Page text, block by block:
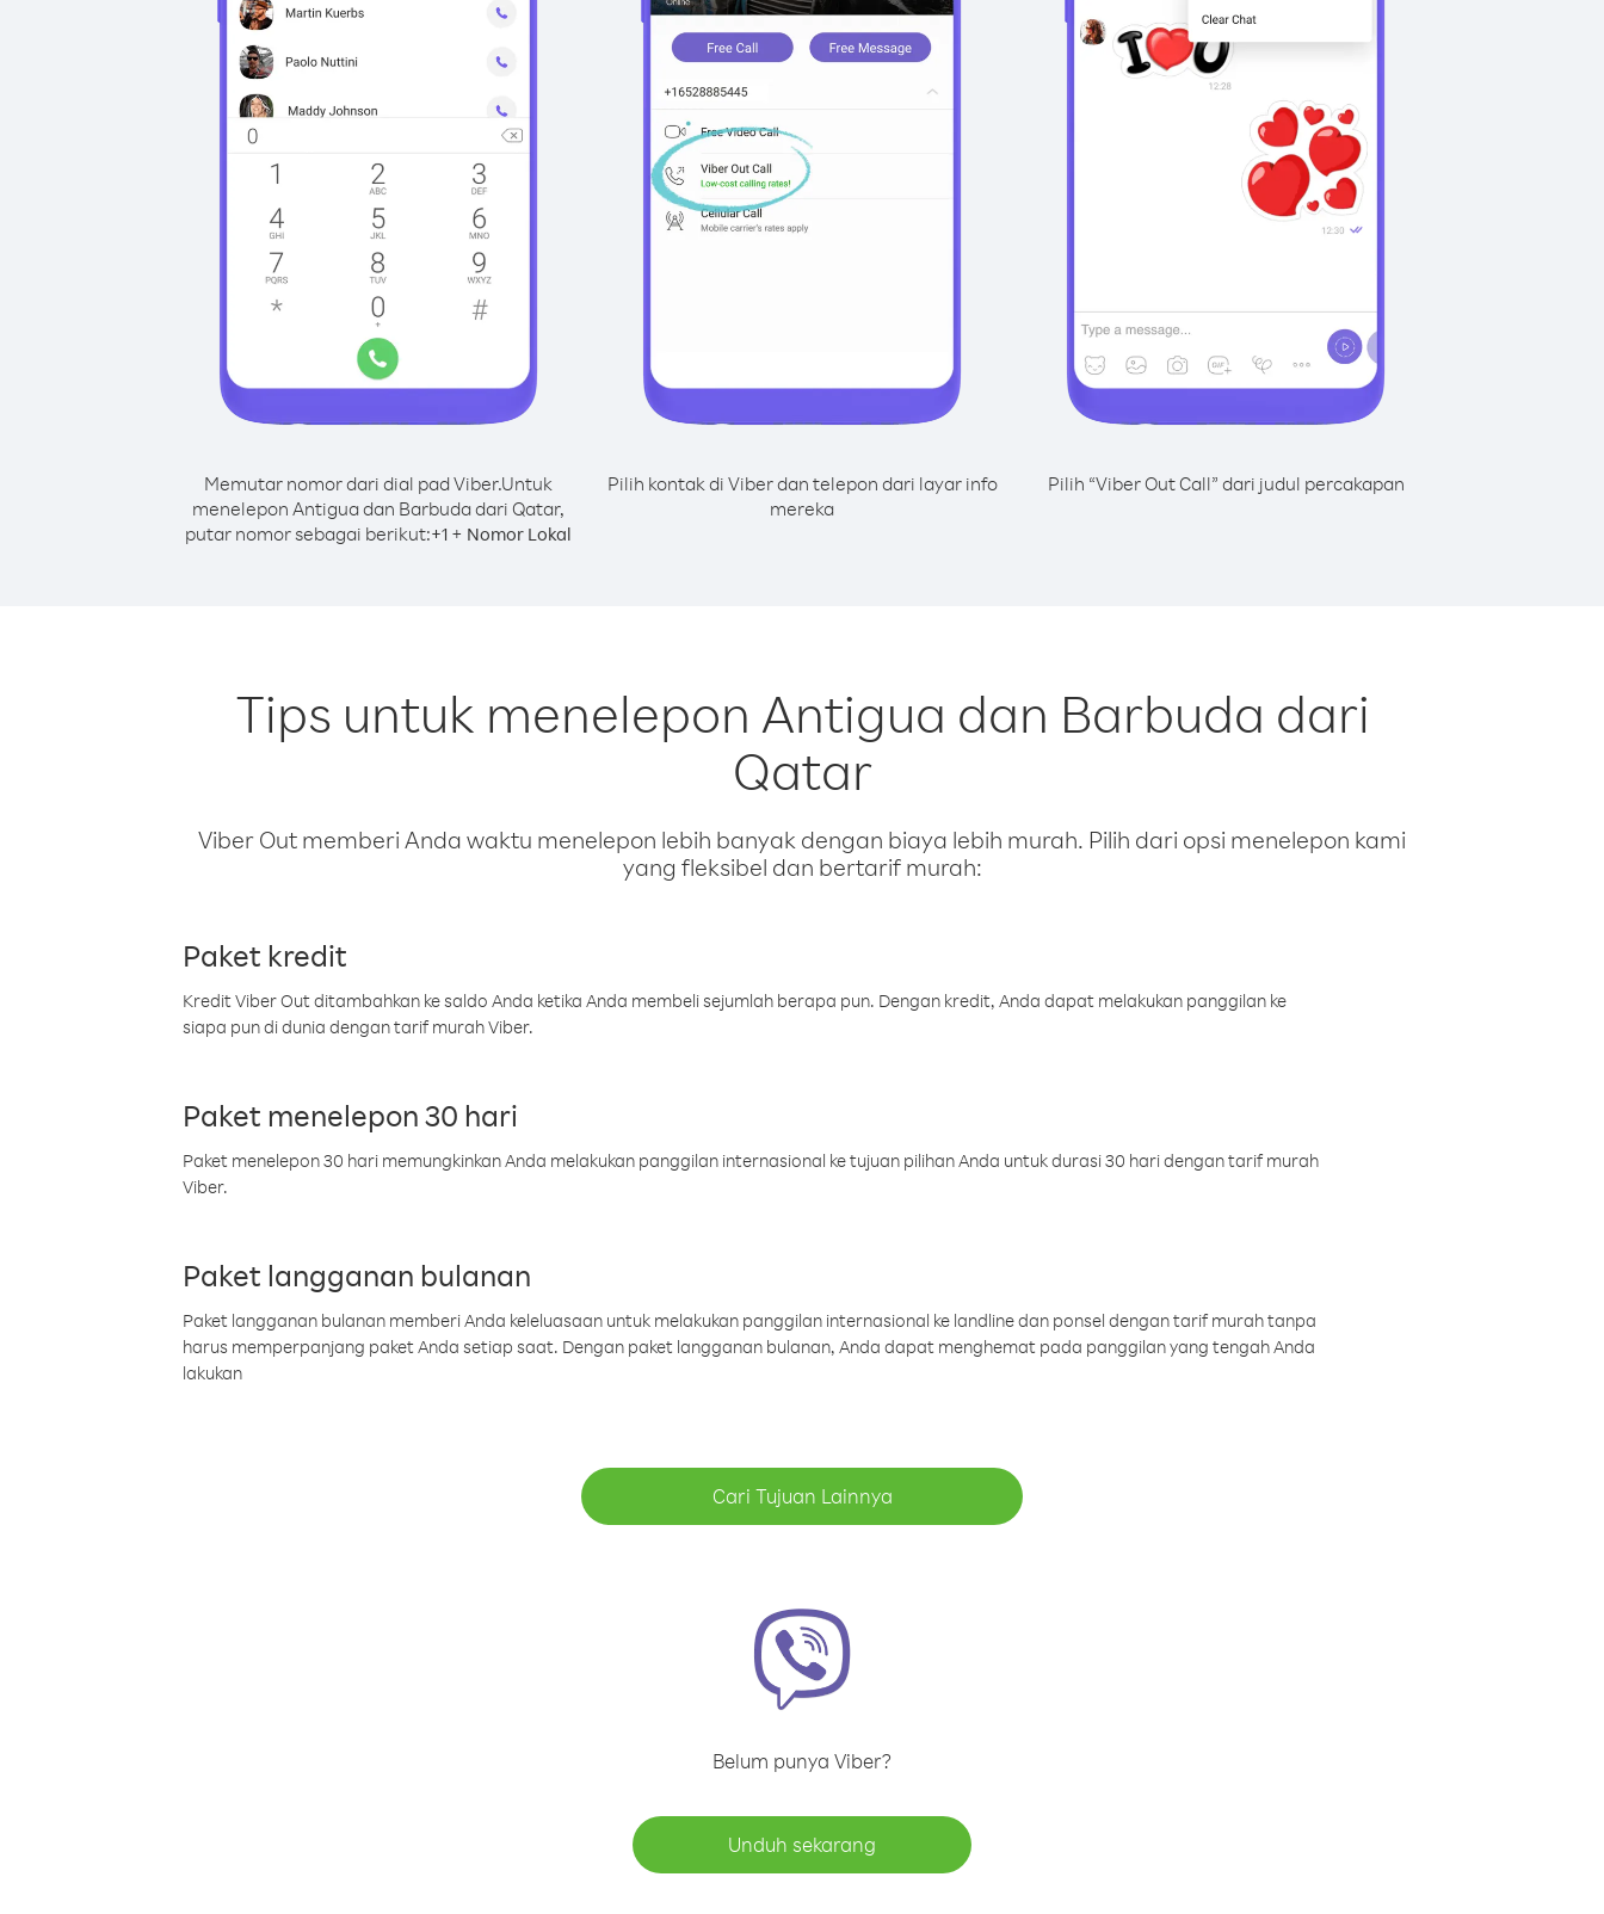
Memutar nomor dari dial pad Viber.Untuk
menelepon Antigua dan Barbuda dari Qatar,
putar nomor sebagai berikut:+1 + Nomor Lokal
Pilih kontak di Viber dan telepon dari layar info
mereka
Pilih “Viber Out Call” dari judul percakapan
Tips untuk menelepon Antigua dan Barbuda dari
Qatar
Viber Out memberi Anda waktu menelepon lebih banyak dengan biaya lebih murah. Pilih dari opsi menelepon kami
yang fleksibel dan bertarif murah:
Paket kredit
Kredit Viber Out ditambahkan ke saldo Anda ketika Anda membeli sejumlah berapa pun. Dengan kredit, Anda dapat melakukan panggilan ke
siapa pun di dunia dengan tarif murah Viber.
Paket menelepon 30 hari
Paket menelepon 30 hari memungkinkan Anda melakukan panggilan internasional ke tujuan pilihan Anda untuk durasi 30 hari dengan tarif murah
Viber.
Paket langganan bulanan
Paket langganan bulanan memberi Anda keleluasaan untuk melakukan panggilan internasional ke landline dan ponsel dengan tarif murah tanpa
harus memperpanjang paket Anda setiap saat. Dengan paket langganan bulanan, Anda dapat menghemat pada panggilan yang tengah Anda
lakukan
Cari Tujuan Lainnya
Belum punya Viber?
Unduh sekarang